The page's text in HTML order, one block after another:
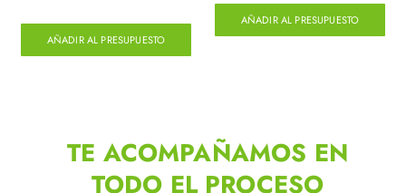
AÑADIR AL PRESUPUESTO
AÑADIR AL PRESUPUESTO
TE ACOMPAÑAMOS EN
TODO EL PROCESO